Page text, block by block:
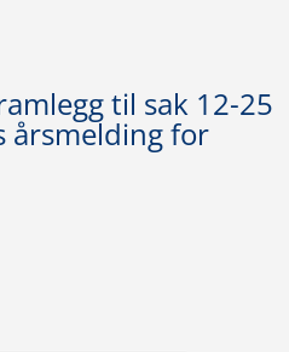
til sak 12-25
årsmelding for